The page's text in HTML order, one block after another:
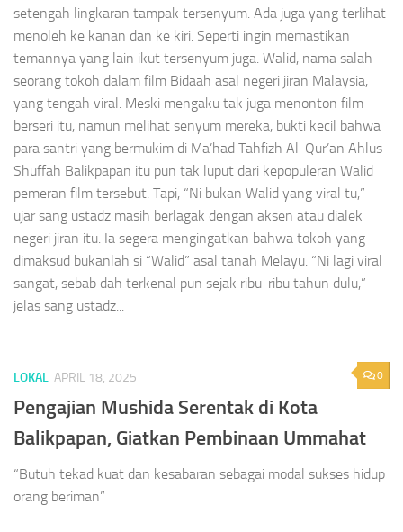
setengah lingkaran tampak tersenyum. Ada juga yang terlihat
menoleh ke kanan dan ke kiri. Seperti ingin memastikan
temannya yang lain ikut tersenyum juga. Walid, nama salah
seorang tokoh dalam film Bidaah asal negeri jiran Malaysia,
yang tengah viral. Meski mengaku tak juga menonton film
berseri itu, namun melihat senyum mereka, bukti kecil bahwa
para santri yang bermukim di Ma’had Tahfizh Al-Qur’an Ahlus
Shuffah Balikpapan itu pun tak luput dari kepopuleran Walid
pemeran film tersebut. Tapi, “Ni bukan Walid yang viral tu,”
ujar sang ustadz masih berlagak dengan aksen atau dialek
negeri jiran itu. Ia segera mengingatkan bahwa tokoh yang
dimaksud bukanlah si “Walid” asal tanah Melayu. “Ni lagi viral
sangat, sebab dah terkenal pun sejak ribu-ribu tahun dulu,”
jelas sang ustadz...
0
LOKAL APRIL 18, 2025
Pengajian Mushida Serentak di Kota
Balikpapan, Giatkan Pembinaan Ummahat
“Butuh tekad kuat dan kesabaran sebagai modal sukses hidup
orang beriman”